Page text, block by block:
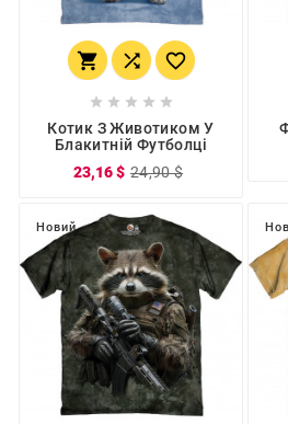
  
    
Котик З Животиком У
Блакитній Футболці
23,16 $ 24,90 $
Новий